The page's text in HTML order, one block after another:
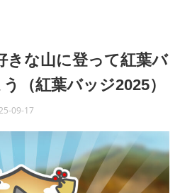
きな山に登って紅葉バ
（紅葉バッジ2025）
09-17